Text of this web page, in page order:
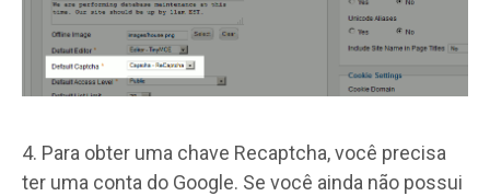
4. Para obter uma chave Recaptcha, você precisa
ter uma conta do Google. Se você ainda não possui